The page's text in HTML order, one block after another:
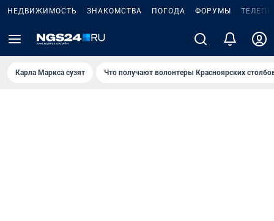
НЕДВИЖИМОСТЬ ЗНАКОМСТВА ПОГОДА ФОРУМЫ
Карла Маркса сузят Что получают волонтеры Красноярских